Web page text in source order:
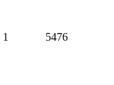
1 5476